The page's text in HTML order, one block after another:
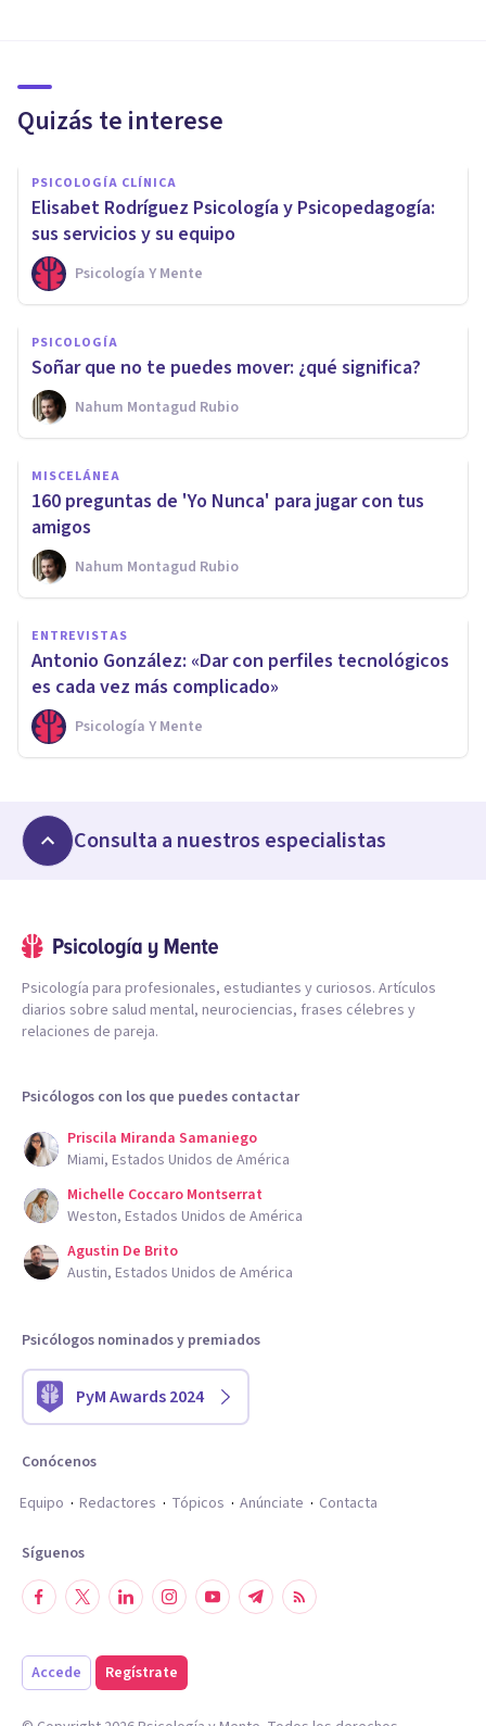
Quizás te interese
PSICOLOGÍA CLÍNICA
Elisabet Rodríguez Psicología y Psicopedagogía:
sus servicios y su equipo
Psicología Y Mente
PSICOLOGÍA
Soñar que no te puedes mover: ¿qué significa?
Nahum Montagud Rubio
MISCELÁNEA
160 preguntas de 'Yo Nunca' para jugar con tus
amigos
Nahum Montagud Rubio
ENTREVISTAS
Antonio González: «Dar con perfiles tecnológicos
es cada vez más complicado»
Psicología Y Mente
Consulta a nuestros especialistas
Psicología para profesionales, estudiantes y curiosos. Artículos
diarios sobre salud mental, neurociencias, frases célebres y
relaciones de pareja.
Psicólogos con los que puedes contactar
Priscila Miranda Samaniego
Miami, Estados Unidos de América
Michelle Coccaro Montserrat
Weston, Estados Unidos de América
Agustin De Brito
Austin, Estados Unidos de América
Psicólogos nominados y premiados
PyM Awards 2024
Conócenos
Equipo
Redactores Tópicos Anúnciate Contacta
Síguenos
Accede Regístrate